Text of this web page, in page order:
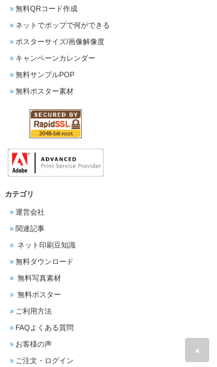
無料QRコード作成
ネットでポップで何ができる
ポスターサイズ/画像解像度
キャンペーンカレンダー
無料サンプルPOP
無料ポスター素材
カテゴリ
運営会社
関連記事
ネット印刷豆知識
無料ダウンロード
無料写真素材
無料ポスター
ご利用方法
FAQよくある質問
お客様の声
ご注文・ログイン
▲